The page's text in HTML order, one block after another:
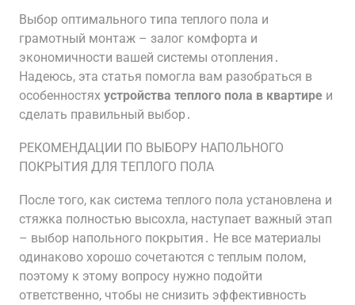
Выбор оптимального типа теплого пола и
грамотный монтаж – залог комфорта и
экономичности вашей системы отопления․
Надеюсь, эта статья помогла вам разобраться в
особенностях устройства теплого пола в квартире и
сделать правильный выбор․
РЕКОМЕНДАЦИИ ПО ВЫБОРУ НАПОЛЬНОГО
ПОКРЫТИЯ ДЛЯ ТЕПЛОГО ПОЛА
После того, как система теплого пола установлена и
стяжка полностью высохла, наступает важный этап
– выбор напольного покрытия․ Не все материалы
одинаково хорошо сочетаются с теплым полом,
поэтому к этому вопросу нужно подойти
ответственно, чтобы не снизить эффективность